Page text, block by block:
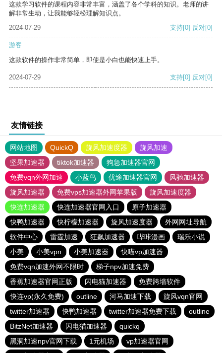
这款学习软件的课程内容非常丰富，涵盖了各个学科的知识。老师的讲
解非常生动，让我能够轻松理解知识点。
2024-07-29
支持[0] 反对[0]
游客
这款软件的操作非常简单，即使是小白也能快速上手。
2024-07-29 支持[0] 反对[0]
友情链接
网站地图 QuickQ 旋风加速度器
旋风加速
坚果加速器
tiktok加速器
狗急加速器官网
免费vqn外网加速
小蓝鸟 优途加速器官网
风驰加速器
旋风加速器
免费vps加速器外网苹果版
旋风加速度器
快连加速器
快连加速器官网入口
原子加速器
快鸭加速器
快柠檬加速器 旋风加速度器
外网网址导航
软件中心
雷霆加速 狂飙加速器 哔咔漫画
瑞乐小说
小美
小美vpn 小美加速器
快喵vp加速器
免费vqn加速外网不限时
梯子npv加速免费
香蕉加速器官网正版
闪电猫加速器
免费跨墙软件
快连vp(永久免费)
outline 河马加速下载
旋风vqn官网
twitter加速器
快鸭加速器 twitter加速器免费下载
outline
BitzNet加速器
闪电猫加速器
quickq
黑洞加速npv官网下载
1元机场
vp加速器官网